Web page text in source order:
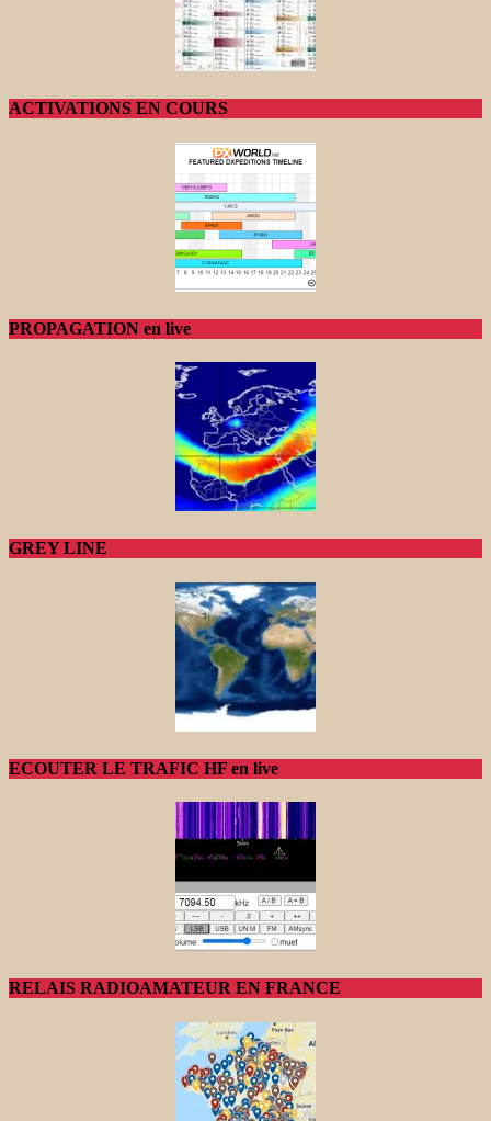
ACTIVATIONS EN COURS
PROPAGATION en live
GREY LINE
ECOUTER LE TRAFIC HF en live
RELAIS RADIOAMATEUR EN FRANCE